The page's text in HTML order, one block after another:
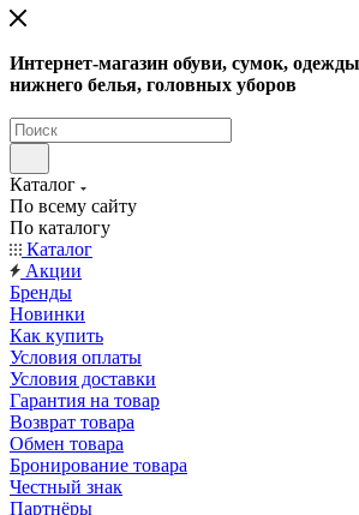
Интернет-магазин обуви, сумок,
нижнего белья, головных уборов
Каталог
По всему сайту
По каталогу
Каталог
Акции
Бренды
Новинки
Как купить
Условия оплаты
Условия доставки
Гарантия на товар
Возврат товара
Обмен товара
Бронирование товара
Честный знак
Партнёры